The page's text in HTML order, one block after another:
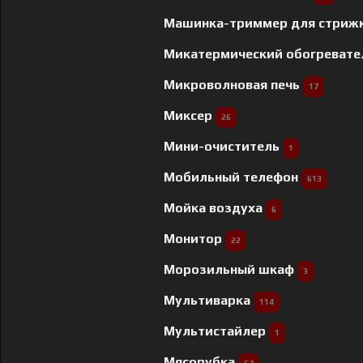
Машинка-триммер для
Микатермический
Микроволновая печь 17
Миксер 26
Мини-очиститель 1
Мобильный телефон 613
Мойка воздуха 6
Монитор 22
Морозильный шкаф 3
Мультиварка 114
Мультистайлер 1